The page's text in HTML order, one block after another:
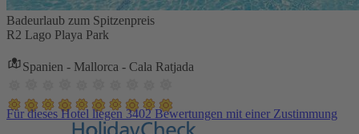
Badeurlaub zum Spitzenpreis
R2 Lago Playa Park
Spanien - Mallorca - Cala Ratjada
Für dieses Hotel liegen 3402 Bewertungen mit einer Zustimmung